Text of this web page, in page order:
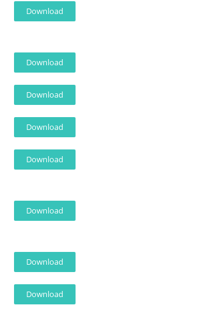
Download
Download
Download
Download
Download
Download
Download
Download